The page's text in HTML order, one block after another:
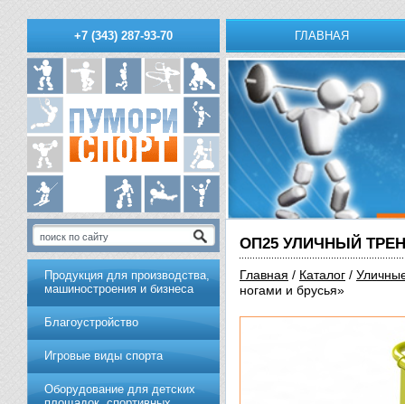
+7 (343) 287-93-70 ГЛАВНАЯ
ОП25 УЛИЧНЫЙ
Главная / Каталог /
ногами и брусья»
Продукция для производства,
машиностроения и бизнеса
Благоустройство
Игровые виды спорта
Оборудование для детских